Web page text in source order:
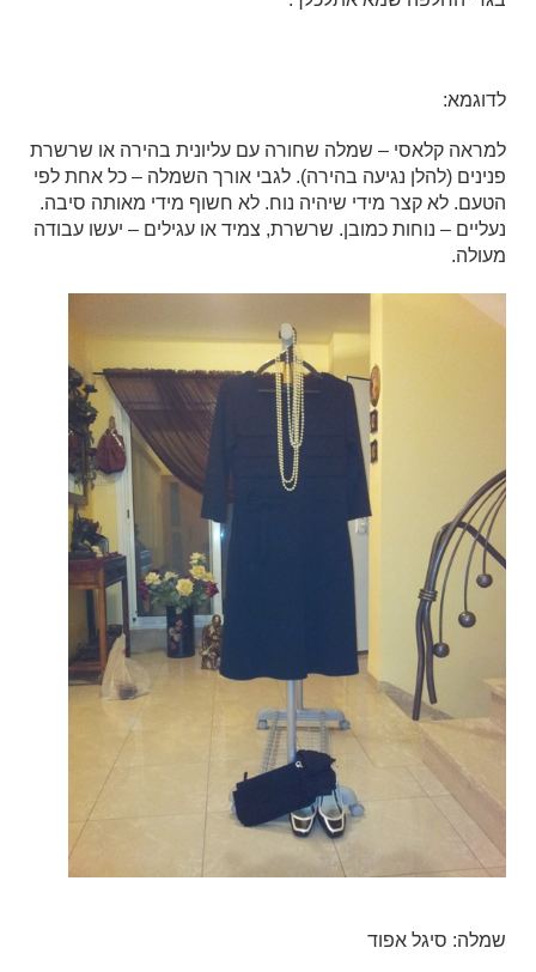
לדוגמא:
למראה קלאסי – שמלה שחורה עם עליונית בהירה או שרשרת
פנינים (להלן נגיעה בהירה). לגבי אורך השמלה – כל אחת לפי
הטעם. לא קצר מידי שיהיה נוח. לא חשוף מידי מאותה סיבה.
נעליים – נוחות כמובן. שרשרת, צמיד או עגילים – יעשו עבודה
מעולה.
שמלה: סיגל אפוד